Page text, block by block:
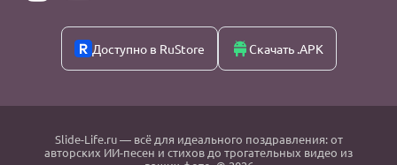
Доступно в RuStore Скачать .APK
Slide-Life.ru— всё для идеального поздравления: от
авторских ИИ-песен и стихов до трогательных видео из